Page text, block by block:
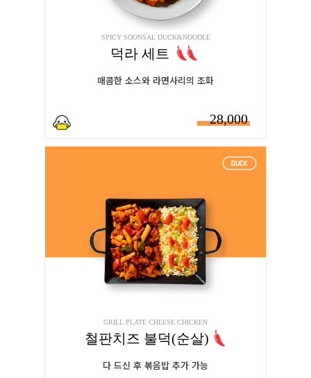
SPICY SOONSAL DUCK&NOODLE
덕라 세트
매콤한 소스와 라면사리의 조화
28,000
GRILL PLATE CHEESE CHICKEN
철판치즈 불덕(순살)
다 드신 후 볶음밥 추가 가능